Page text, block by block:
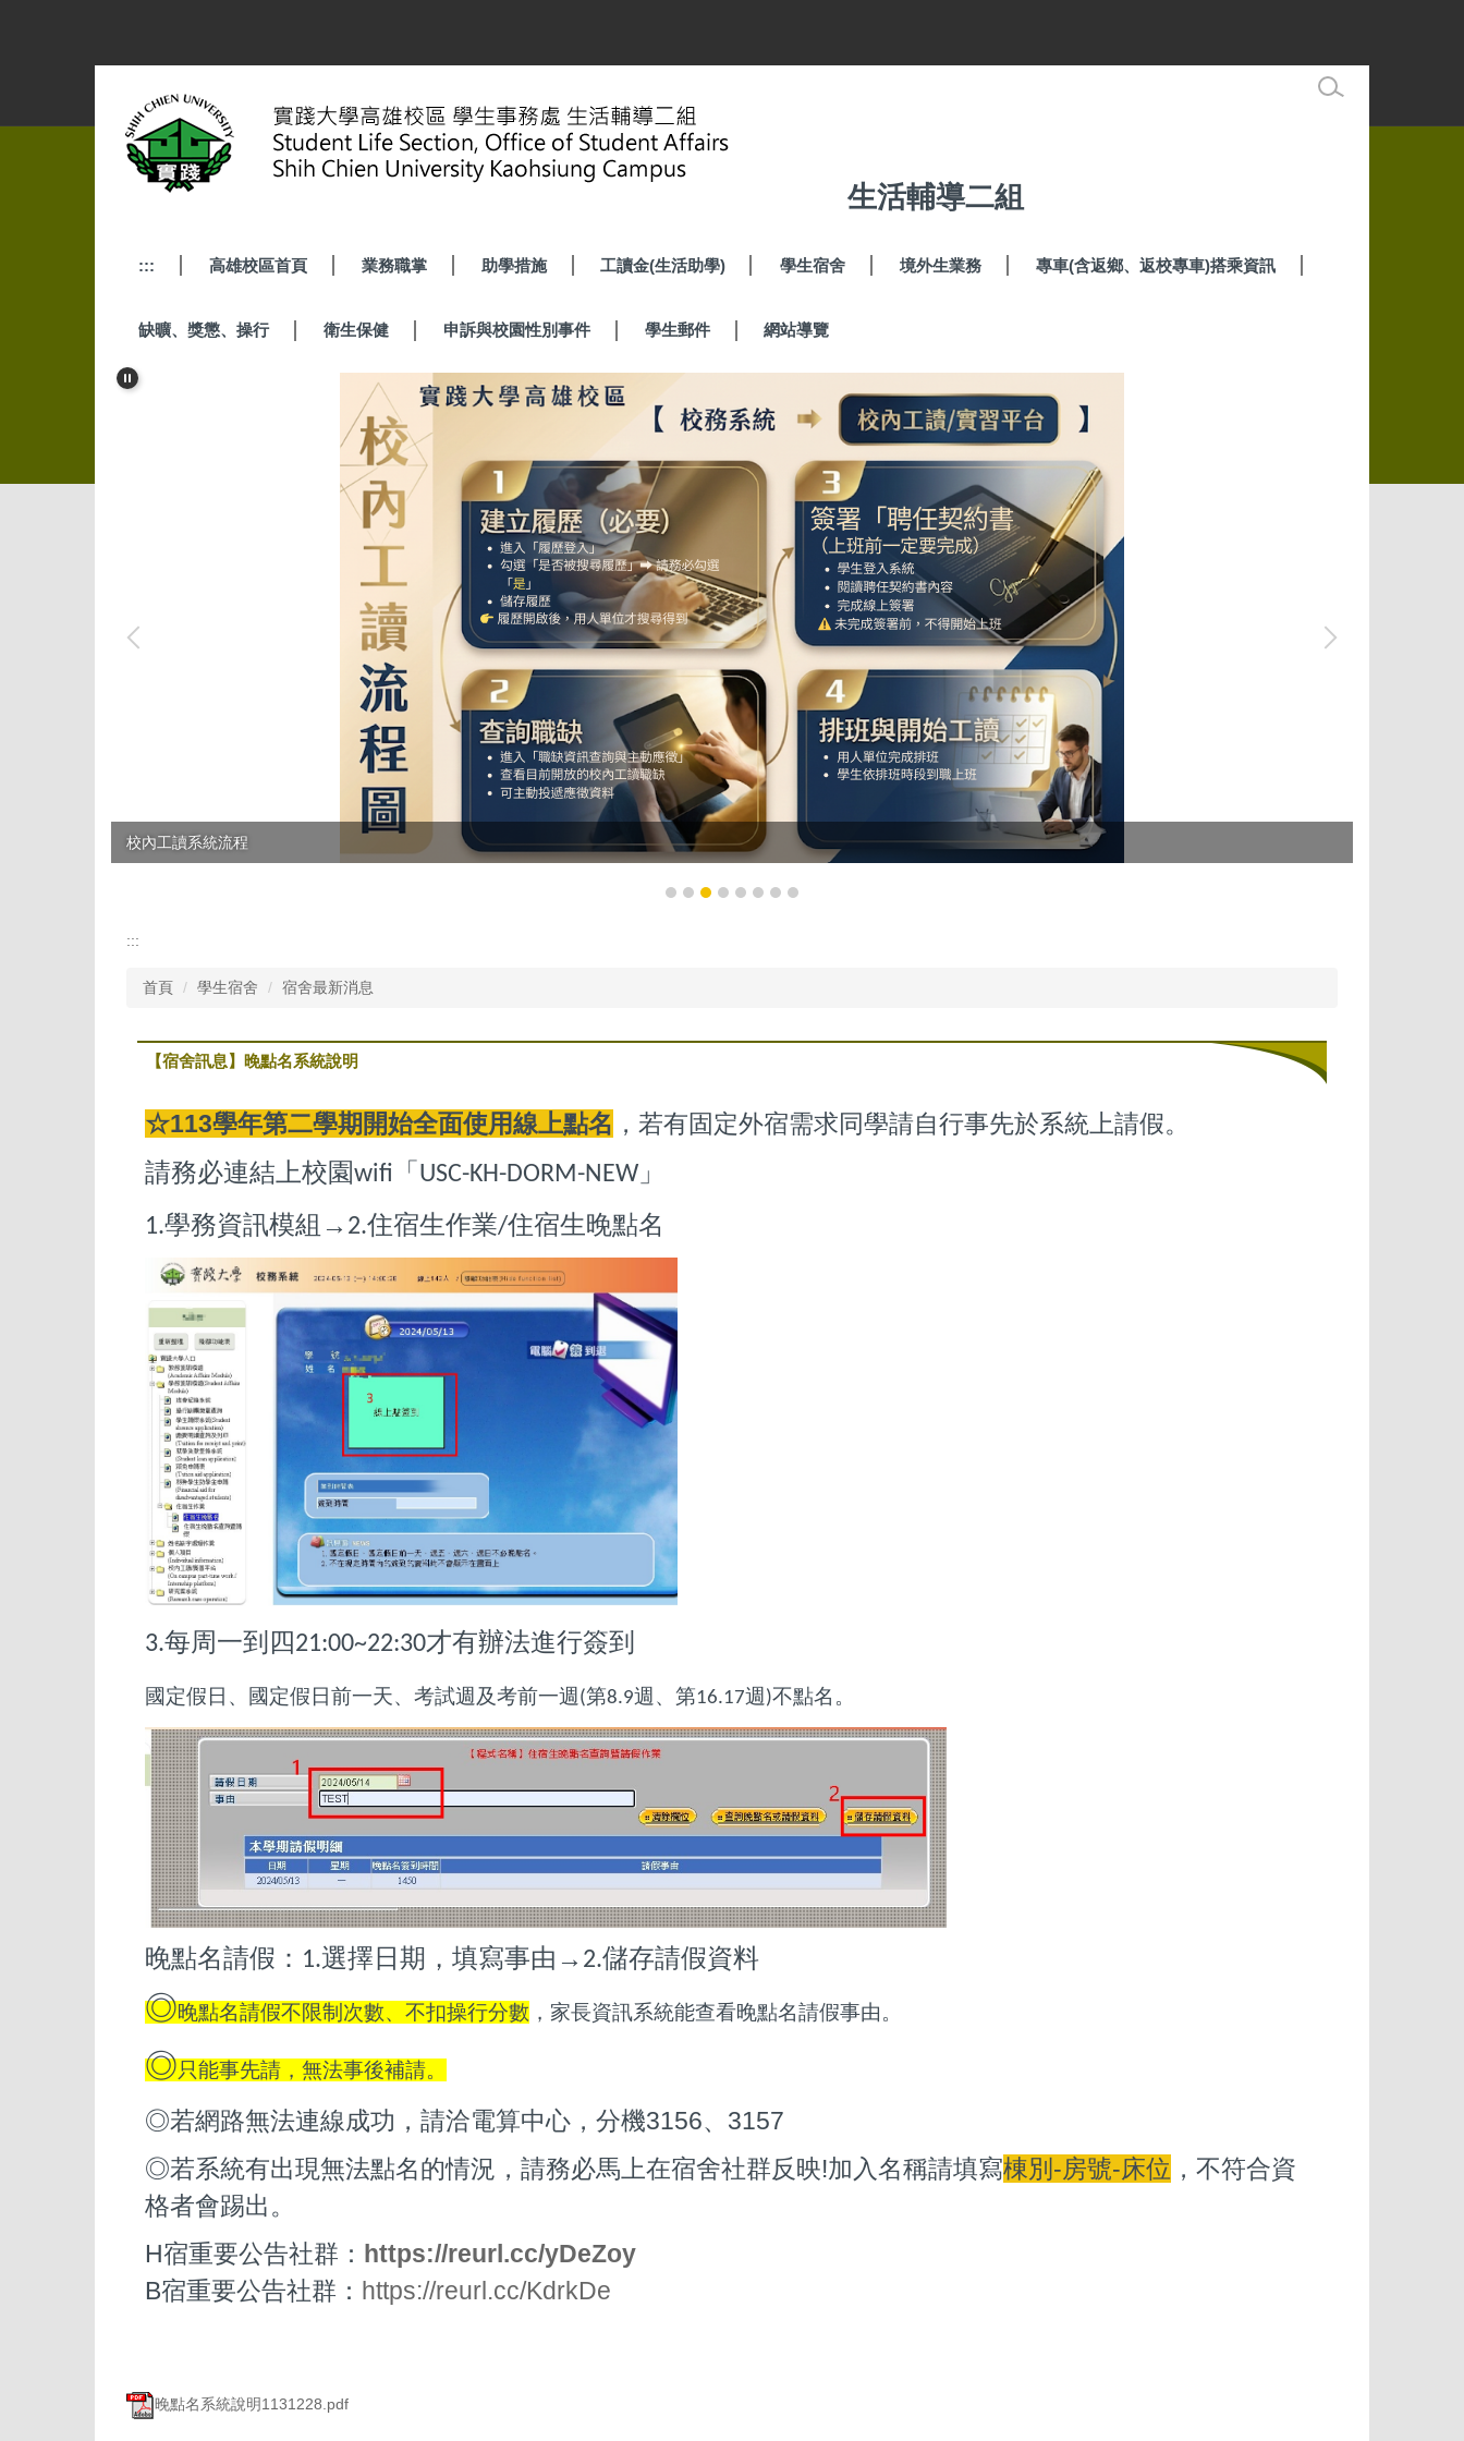
容
生活輔導二組
::: 高雄校區首頁 業務職掌 助學措施 工讀金(生活助學) 學生宿舍 境外生業務 專車(含返鄉、返校專車)搭乘資訊
缺曠、獎懲、操行 衛生保健 申訴與校園性別事件 學生郵件 網站導覽
校內工讀系統流程
:::
首頁 學生宿舍 宿舍最新消息
【宿舍訊息】晚點名系統說明
☆113學年第二學期開始全面使用線上點名 ，若有固定外宿需求同學請自行事先於系統上請假。
請務必連結上校園wifi 「 USC-KH-DORM-NEW 」
1.學務資訊模組 → 2.住宿生作業/住宿生晚點名
3.每周一到四 21:00~22:30才有辦法進行簽到
國定假日、國定假日前一天、考試週及考前一週 (第8.9週、第16.17週 )不點名。
晚點名請假： 1.選擇日期，填寫事由 → 2.儲存請假資料
◎晚點名請假不限制次數、不扣操行分數 ，家長資訊系統能查看晚點名請假事由。
◎只能事先請，無法事後補請。
◎若網路無法連線成功，請洽電算中心，分機3156、3157
◎若系統有出現無法點名的情況，請務必馬上在宿舍社群反映!加入名稱請填寫棟別-房號-床位 ，不符合資
格者會踢出。
H宿重要公告社群： https://reurl.cc/yDeZoy
B宿重要公告社群： https://reurl.cc/KdrkDe
晚點名系統說明1131228.pdf